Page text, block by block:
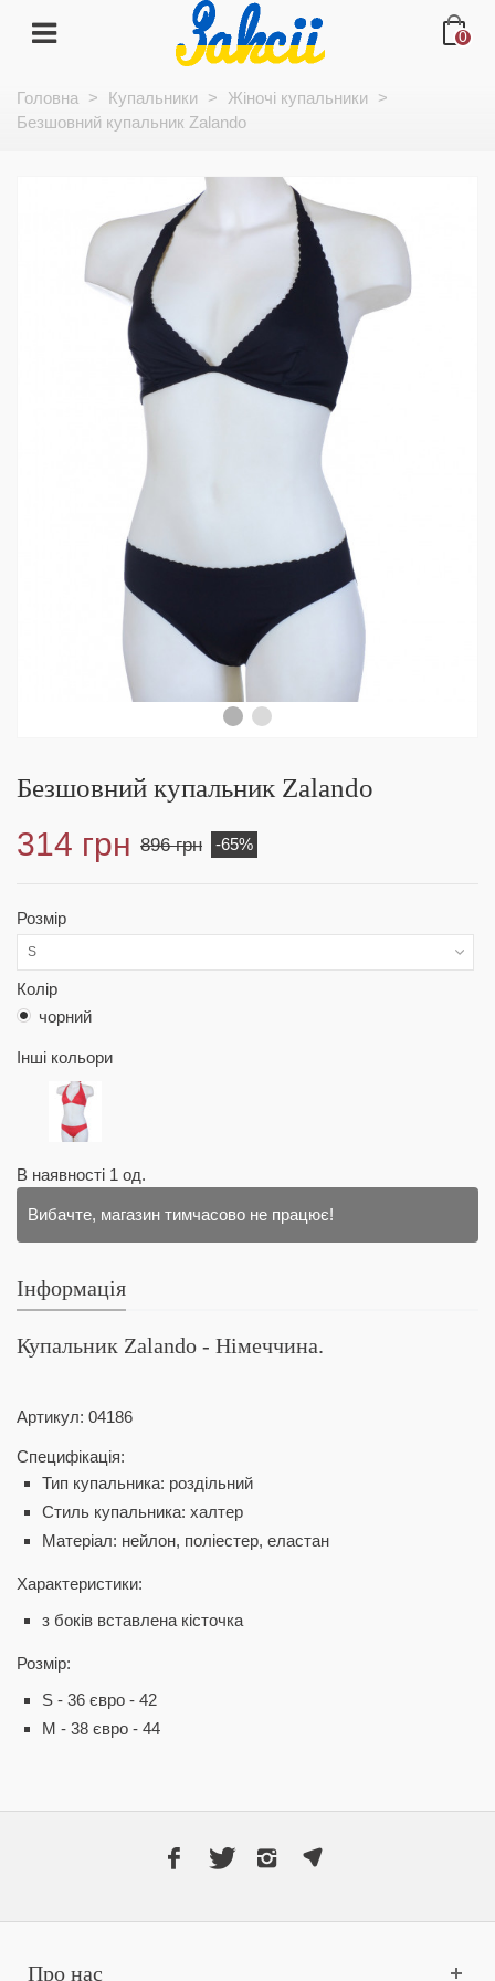
0
Головна > Купальники > Жіночі купальники
>
Безшовний купальник Zalando
Безшовний купальник Zalando
314 грн 896 грн -65%
Розмір
S
Колір
чорний
Інші кольори
В наявності 1 од.
Вибачте, магазин тимчасово не працює!
Інформація
Купальник Zalando - Німеччина.
Артикул: 04186
Специфікація:
Тип купальника: роздільний
Стиль купальника: халтер
Матеріал: нейлон, поліестер, еластан
Характеристики:
з боків вставлена кісточка
Розмір:
S - 36 євро - 42
M - 38 євро - 44
Про нас